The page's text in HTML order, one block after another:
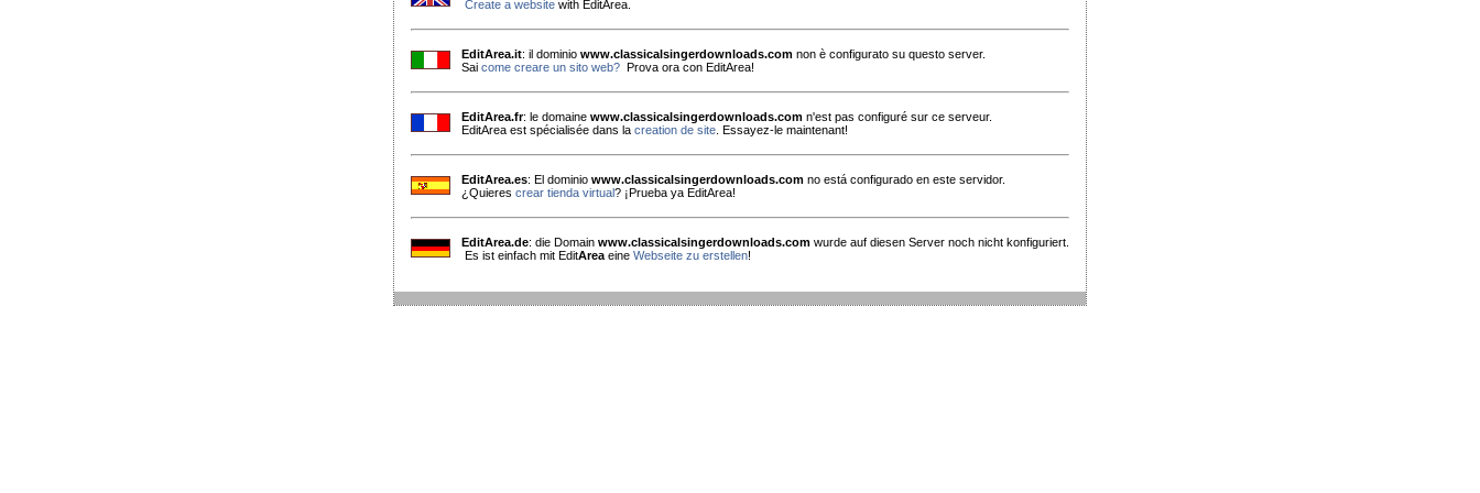
Create a website with EditArea.
EditArea.it: il dominio www.classicalsingerdownloads.com non è configurato su questo server.
Sai come creare un sito web? Prova ora con EditArea!
EditArea.fr: le domaine www.classicalsingerdownloads.com n'est pas configuré sur ce serveur.
EditArea est spécialisée dans la creation de site . Essayez-le maintenant!
EditArea.es: El dominio www.classicalsingerdownloads.com no está configurado en este servidor.
¿Quieres crear tienda virtual? ¡Prueba ya EditArea!
EditArea.de: die Domain www.classicalsingerdownloads.com wurde auf diesen Server noch nicht konfiguriert.
Es ist einfach mit EditArea eine Webseite zu erstellen!